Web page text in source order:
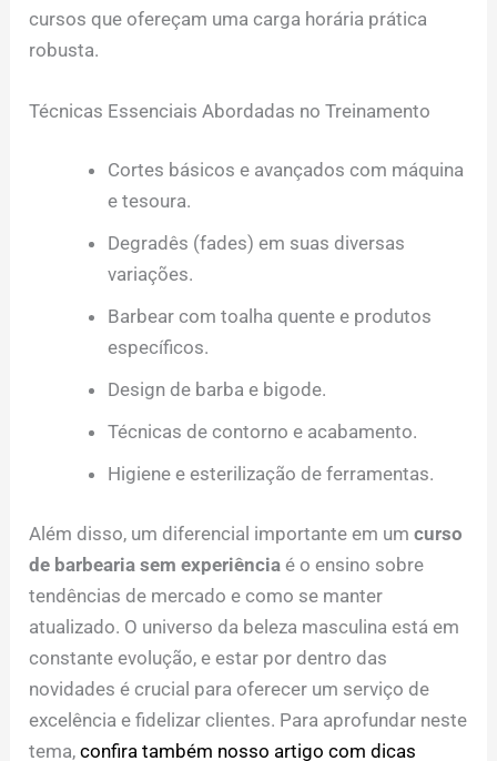
cursos que ofereçam uma carga horária prática
robusta.
Técnicas Essenciais Abordadas no Treinamento
Cortes básicos e avançados com máquina
e tesoura.
Degradês (fades) em suas diversas
variações.
Barbear com toalha quente e produtos
específicos.
Design de barba e bigode.
Técnicas de contorno e acabamento.
Higiene e esterilização de ferramentas.
Além disso, um diferencial importante em umcurso
de barbearia sem experiência é o ensino sobre
tendências de mercado e como se manter
atualizado. O universo da beleza masculina está em
constante evolução, e estar por dentro das
novidades é crucial para oferecer um serviço de
excelência e fidelizar clientes. Para aprofundar neste
tema,confira também nosso artigo com dicas